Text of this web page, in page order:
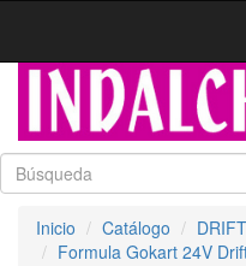
Inicio Catálogo
Formula Gokart 24V